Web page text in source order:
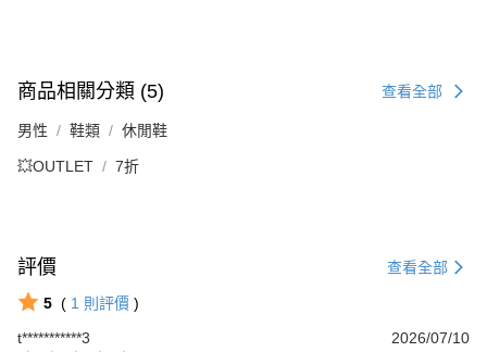
商品相關分類 (5) 查看全部
男性 鞋類 休閒鞋
💥OUTLET 7折
評價 查看全部
5 ( 1 則評價 )
t***********3
2026/07/10